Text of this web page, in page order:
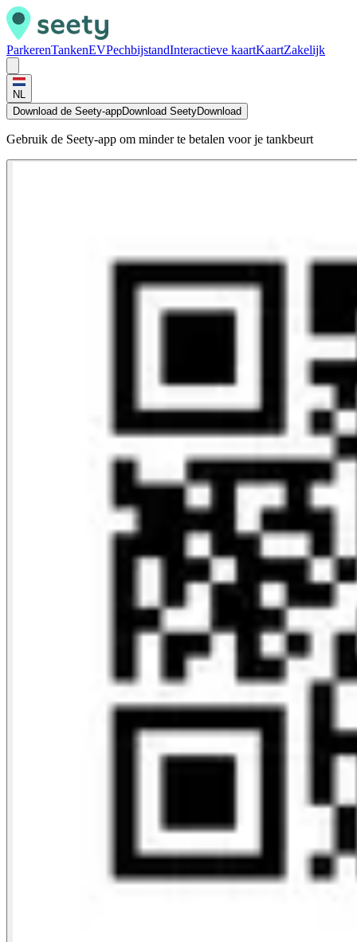
ParkerenTankenEVPechbijstandInteractieve kaartKaartZakelijk
NL
Download de Seety-appDownload SeetyDownload
Gebruik de Seety-app om minder te betalen voor je tankbeurt